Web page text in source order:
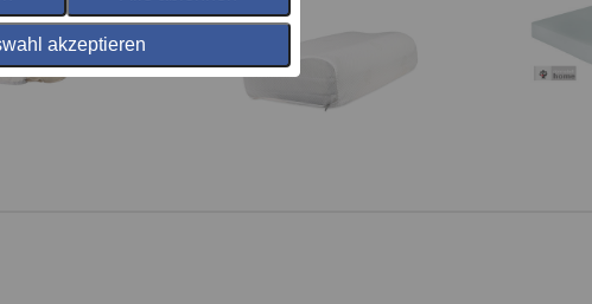
akzeptieren